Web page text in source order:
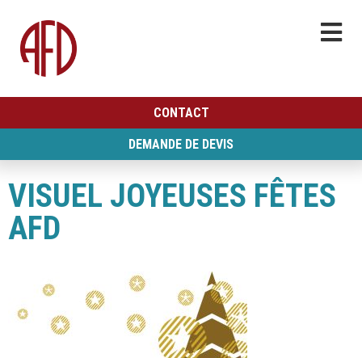
CONTACT
DEMANDE DE DEVIS
VISUEL JOYEUSES FÊTES
AFD